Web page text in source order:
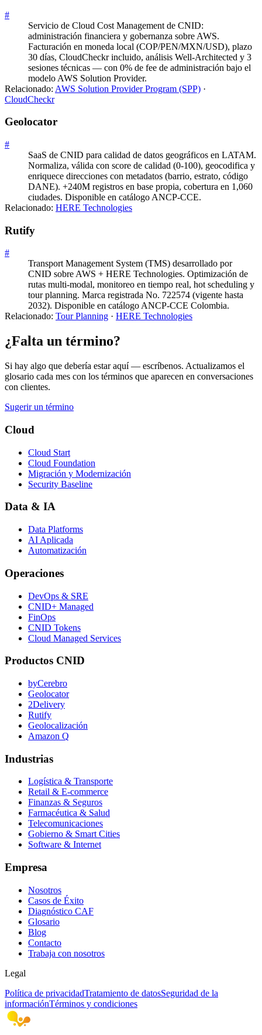
#
Servicio de Cloud Cost Management de CNID:
administración financiera y gobernanza sobre AWS.
Facturación en moneda local (COP/PEN/MXN/USD), plazo
30 días, CloudCheckr incluido, análisis Well-Architected y 3
sesiones técnicas — con 0% de fee de administración bajo el
modelo AWS Solution Provider.
Relacionado: AWS Solution Provider Program (SPP) ·
CloudCheckr
Geolocator
#
SaaS de CNID para calidad de datos geográficos en LATAM.
Normaliza, válida con score de calidad (0-100), geocodifica y
enriquece direcciones con metadatos (barrio, estrato, código
DANE). +240M registros en base propia, cobertura en 1,060
ciudades. Disponible en catálogo ANCP-CCE.
Relacionado: HERE Technologies
Rutify
#
Transport Management System (TMS) desarrollado por
CNID sobre AWS + HERE Technologies. Optimización de
rutas multi-modal, monitoreo en tiempo real, hot scheduling y
tour planning. Marca registrada No. 722574 (vigente hasta
2032). Disponible en catálogo ANCP-CCE Colombia.
Relacionado: Tour Planning · HERE Technologies
¿Falta un término?
Si hay algo que debería estar aquí — escríbenos. Actualizamos el
glosario cada mes con los términos que aparecen en conversaciones
con clientes.
Sugerir un término
Cloud
Cloud Start
Cloud Foundation
Migración y Modernización
Security Baseline
Data & IA
Data Platforms
AI Aplicada
Automatización
Operaciones
DevOps & SRE
CNID+ Managed
FinOps
CNID Tokens
Cloud Managed Services
Productos CNID
byCerebro
Geolocator
2Delivery
Rutify
Geolocalización
Amazon Q
Industrias
Logística & Transporte
Retail & E-commerce
Finanzas & Seguros
Farmacéutica & Salud
Telecomunicaciones
Gobierno & Smart Cities
Software & Internet
Empresa
Nosotros
Casos de Éxito
Diagnóstico CAF
Glosario
Blog
Contacto
Trabaja con nosotros
Legal
Política de privacidadTratamiento de datosSeguridad de la
informaciónTérminos y condiciones